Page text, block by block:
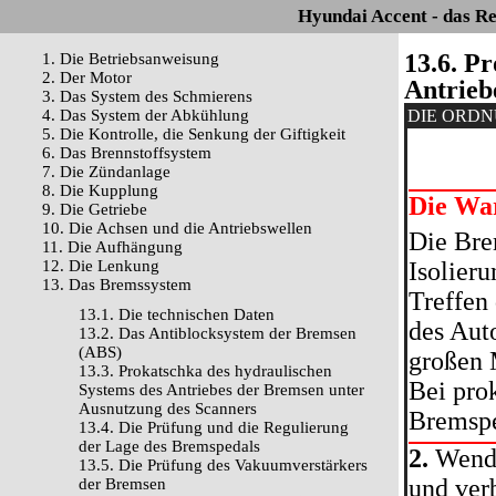
Hyundai Accent - das
1. Die Betriebsanweisung
2. Der Motor
3. Das System des Schmierens
4. Das System der Abkühlung
5. Die Kontrolle, die Senkung der Giftigkeit
6. Das Brennstoffsystem
7. Die Zündanlage
8. Die Kupplung
9. Die Getriebe
10. Die Achsen und die Antriebswellen
11. Die Aufhängung
12. Die Lenkung
13. Das Bremssystem
13.1. Die technischen Daten
13.2. Das Antiblocksystem der Bremsen
(ABS)
13.3. Prokatschka des hydraulischen
Systems des Antriebes der Bremsen unter
Ausnutzung des Scanners
13.4. Die Prüfung und die Regulierung
der Lage des Bremspedals
13.5. Die Prüfung des Vakuumverstärkers
der Bremsen
13.6.
DIE
Die
Die
Treffen
des
großen
Bei
2.
und